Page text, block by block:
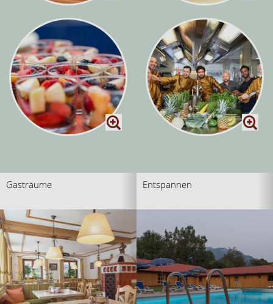
Gasträume Entspannen